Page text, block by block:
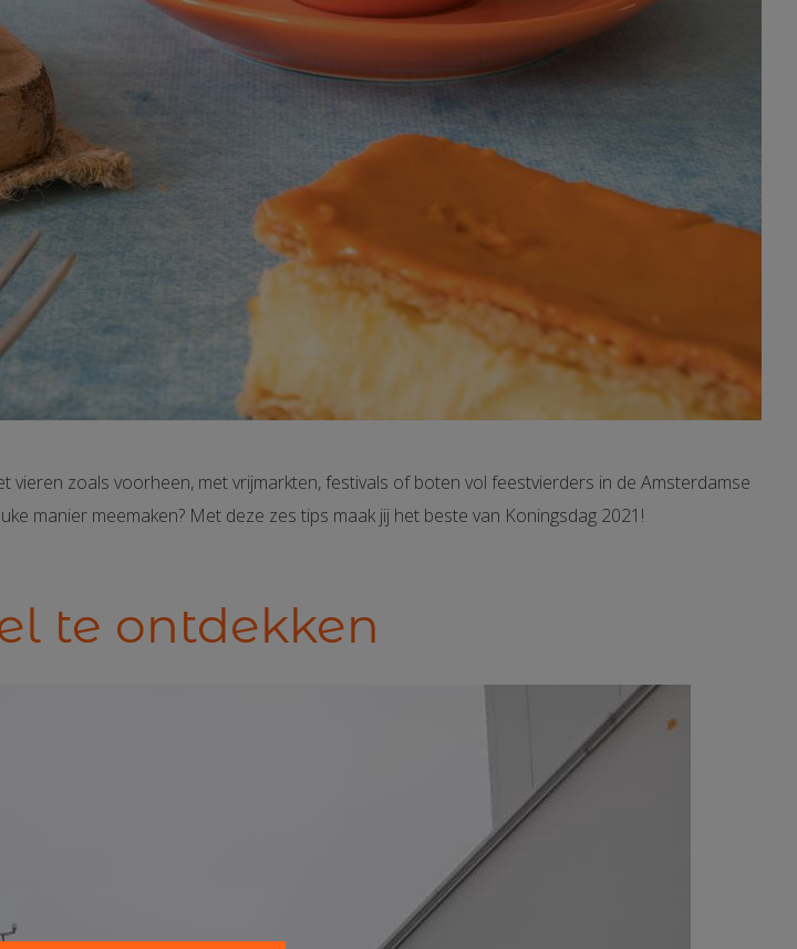
vieren zoals voorheen, met vrijmarkten, festivals of boten vol feestvierders in de Amsterdamse
manier meemaken? Met deze zes tips maak jij het beste van Koningsdag 2021!
te ontdekken